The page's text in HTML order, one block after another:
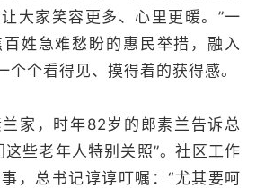
大家笑容更多、心里更暖。”一
姓急难愁盼的惠民举措，融入
个个看得见、摸得着的获得感。
家，时年82岁的郎素兰告诉总
这些老年人特别关照”。社区工作
，总书记谆谆叮嘱：“尤其要呵